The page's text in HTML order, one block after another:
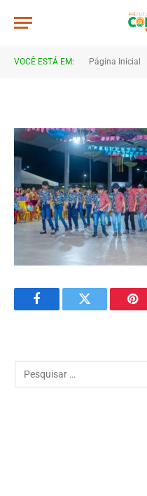
VOCÊ ESTÁ EM: Página Inicial
JWR_3486
FacebookTwitter